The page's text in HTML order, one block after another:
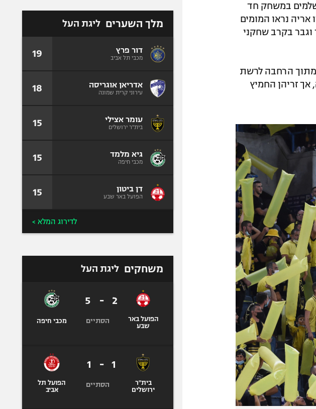
שחורים הביסו 0:3 את הפועל ירושלמים במשחק חד
אריה נראו המומים
וגבר בקרב שחקני
מתוך הרחבה לרשת
אך זריהן החמיץ
מלך השערים ליגת העל
דור פרץ
מכבי תל אביב 19
אדריאן אוגריסה
עירוני קרית שמונה 18
עומר אצילי
בית"ר ירושלים 15
גיא מלמד
מכבי חיפה 15
דן ביטון
הפועל באר שבע 15
לדירוג המלא >
משחקים ליגת העל
הפועל באר
שבע
2
-
5
הסתיים מכבי חיפה
בית"ר
ירושלים
1
-
1
הסתיים
הפועל תל
אביב